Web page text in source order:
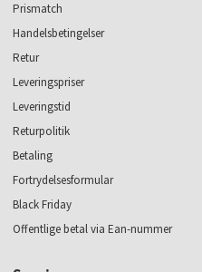
Prismatch
Handelsbetingelser
Retur
Leveringspriser
Leveringstid
Returpolitik
Betaling
Fortrydelsesformular
Black Friday
Offentlige betal via Ean-nummer